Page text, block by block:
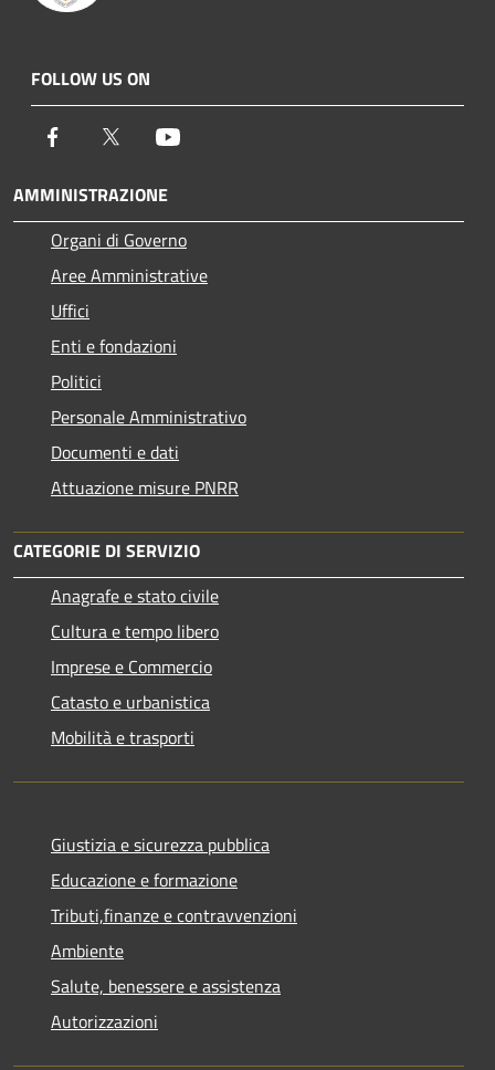
FOLLOW US ON
Facebook Twitter
AMMINISTRAZIONE
Organi di Governo
Aree Amministrative
Uffici
Enti e fondazioni
Politici
Personale Amministrativo
Documenti e dati
Attuazione misure PNRR
CATEGORIE DI SERVIZIO
Anagrafe e stato civile
Cultura e tempo libero
Imprese e Commercio
Catasto e urbanistica
Mobilità e trasporti
Giustizia e sicurezza pubblica
Educazione e formazione
Tributi,finanze e contravvenzioni
Ambiente
Salute, benessere e assistenza
Autorizzazioni